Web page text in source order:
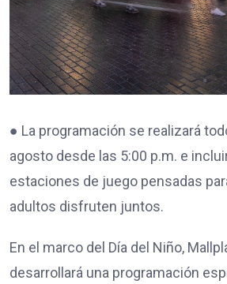
● La programación se realizará
agosto desde las 5:00 p.m. e
estaciones de juego pensadas
adultos disfruten juntos.
En el marco del Día del Niño,
desarrollará una programación